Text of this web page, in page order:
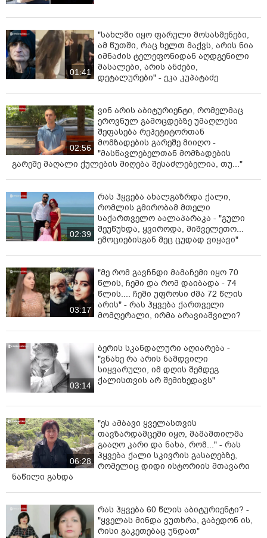
01:41
"სახლში იყო ფარული მოსასმენები,
ამ წუთში, რაც ხელთ მაქვს, არის ნია
იმნაძის ტელეფონიდან აღდგენილი
მასალები, არის ანძები,
დეტალურები" - ეკა კუპატაძე
02:56
ვინ არის აბიტურიენტი, რომელმაც
ეროვნულ გამოცდებზე უმაღლესი
შეფასება რეპეტიტორთან
მომზადების გარეშე მიიღო -
"მასწავლებელთან მომზადების
გარეშე მაღალი ქულების მიღება შესაძლებელია, თუ..."
02:39
რას ჰყვება ახალგაზრდა ქალი,
რომლის გმირობამ მთელი
საქართველო აალაპარაკა - "გული
შეუწუხდა, ყვიროდა, მიშველეთო...
ემოციებისგან მეც ცუდად ვიყავი"
03:17
"მე რომ გავჩნდი მამაჩემი იყო 70
წლის, ჩემი და რომ დაიბადა - 74
წლის.... ჩემი უფროსი ძმა 72 წლის
არის" - რას ჰყვება ქართველი
მომღერალი, ირმა არავიაშვილი?
03:14
ბერის სკანდალური აღიარება -
"ვნახე რა არის ნამდვილი
სიყვარული, იმ დღის შემდეგ
ქალისთვის არ შემიხედავს"
06:28
"ეს ამბავი ყველასთვის
თავზარდამცემი იყო, მამამთილმა
გააღო კარი და ნახა, რომ..." - რას
ჰყვება ქალი სკივრის გასაღებზე,
რომელიც დიდი ისტორიის მთავარი
ნაწილი გახდა
რას ჰყვება 60 წლის აბიტურიენტი? -
"ყველას მინდა ვუთხრა, გაბედონ ის,
რისი გაკეთებაც უნდათ"